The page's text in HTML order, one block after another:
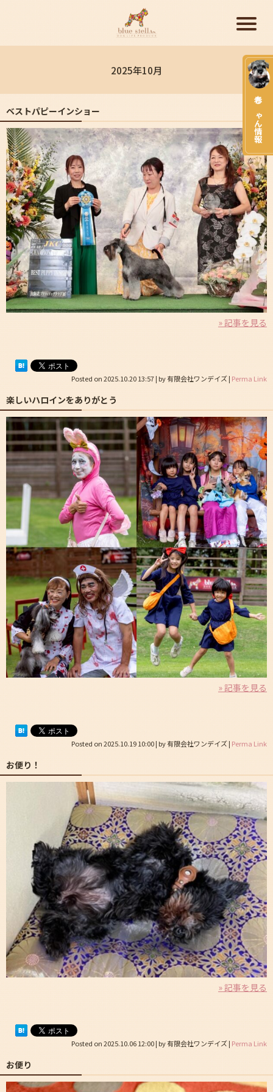
赤ちゃん情報
2025年10月
ベストパピーインショー
» 記事を見る
Posted on2025.10.20 13:57| by有限会社ワンデイズ| Perma Link
楽しいハロインをありがとう
» 記事を見る
Posted on2025.10.19 10:00| by有限会社ワンデイズ| Perma Link
お便り！
» 記事を見る
Posted on2025.10.06 12:00| by有限会社ワンデイズ| Perma Link
お便り